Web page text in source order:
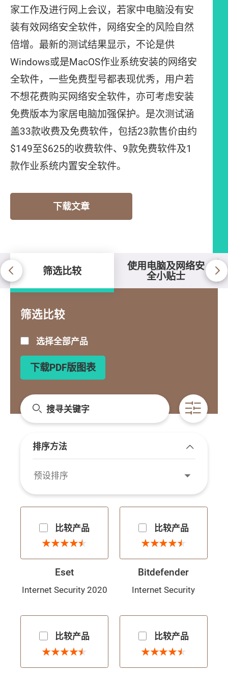
家工作及进行网上会议，若家中电脑没有安
装有效网络安全软件，网络安全的风险自然
倍增。最新的测试结果显示，不论是供
Windows或是MacOS作业系统安装的网络安
全软件，一些免费型号都表现优秀，用户若
不想花费购买网络安全软件，亦可考虑安装
免费版本为家居电脑加强保护。是次测试涵
盖33款收费及免费软件，包括23款售价由约
$149至$625的收费软件、9款免费软件及1
款作业系统内置安全软件。
下载文章
筛选比较 使用电脑及网络安
全小贴士
筛选比较
筛选比较
选择全部产品
下载PDF版图表
排序方法
展开/收起
预设排序
开启条
比较产品
4.5 星
★
★★
★★
★★
★★
★
Eset
Internet Security 2020
比较产品
4.5 星
★
★★
★★
★★
★★
★
Bitdefender
Internet Security
比较产品
4.5 星
★
★★
★★
★★
★★
★
比较产品
4.5 星
★
★★
★★
★★
★★
★